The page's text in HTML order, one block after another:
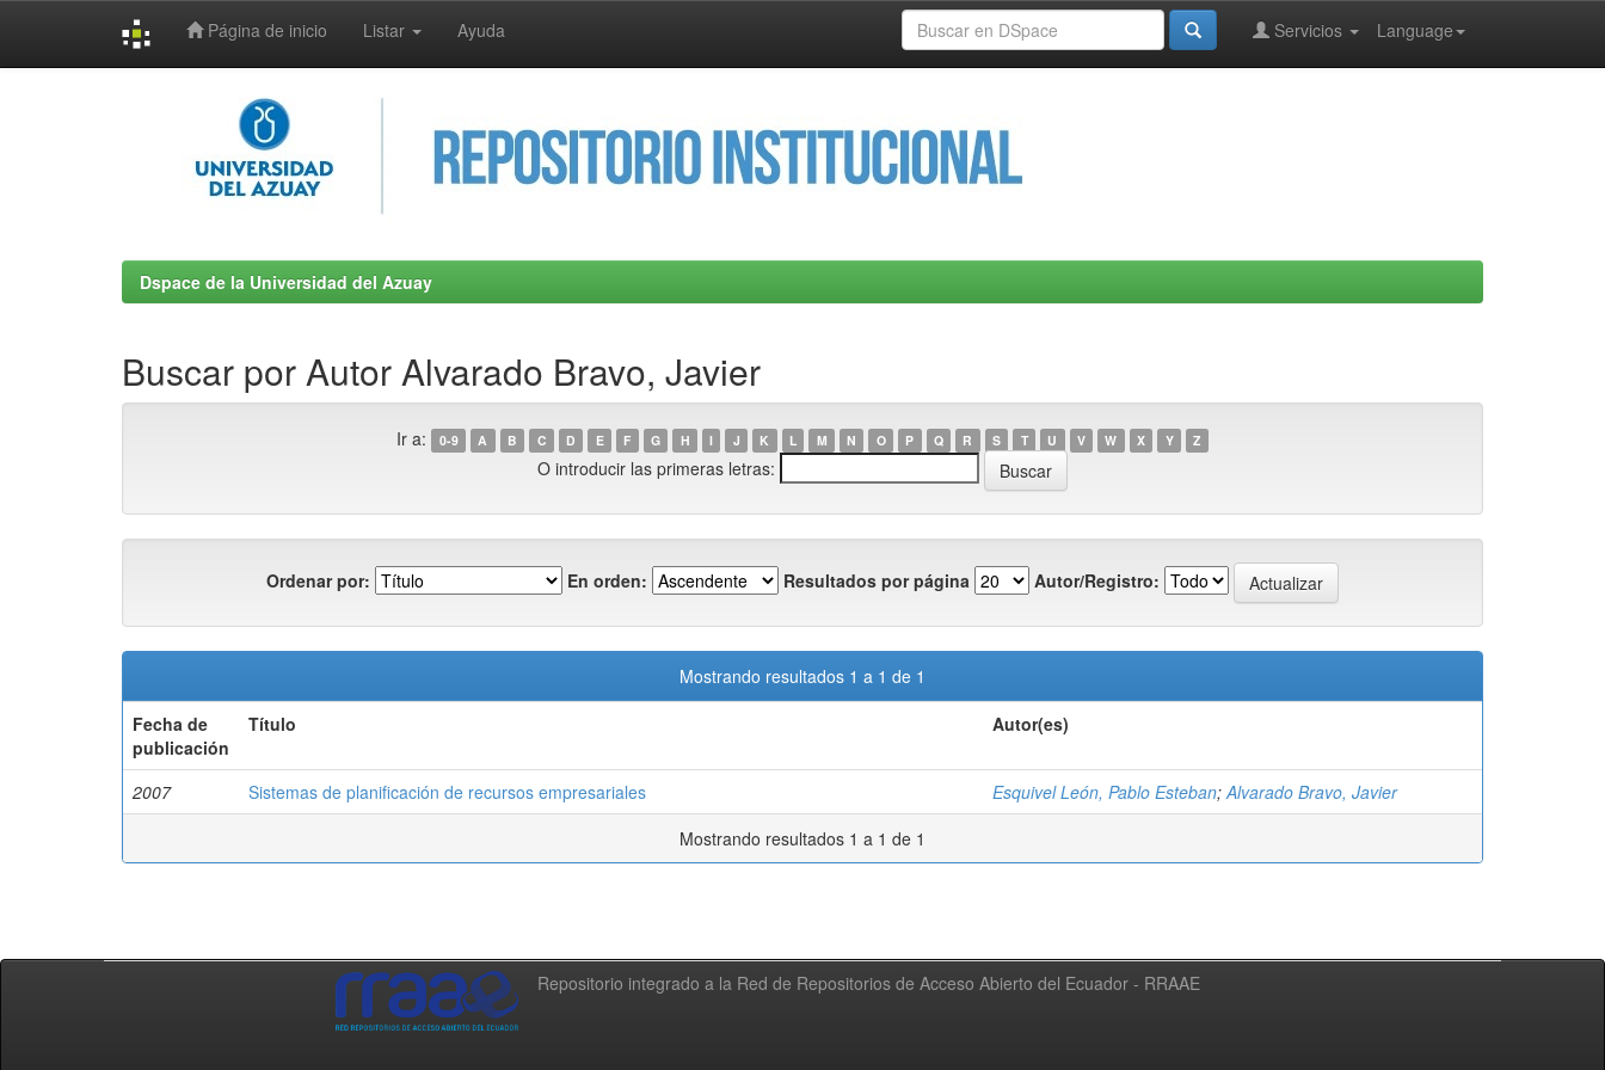
Página de inicio Listar Ayuda Language
Servicios
Dspace de la Universidad del Azuay
Buscar por Autor Alvarado Bravo, Javier
Ir a: 0-9 A B C D E F G H I J K L M N O P Q R S T U V W X Y Z
O introducir las primeras letras:
Ordenar por: En orden: Resultados por página Autor/Registro:
Mostrando resultados 1 a 1 de 1
Fecha de
publicación
Título Autor(es)
2007 Sistemas de planificación de recursos empresariales Esquivel León, Pablo Esteban;Alvarado Bravo, Javier
Mostrando resultados 1 a 1 de 1
Repositorio integrado a la Red de Repositorios de Acceso Abierto del Ecuador - RRAAE